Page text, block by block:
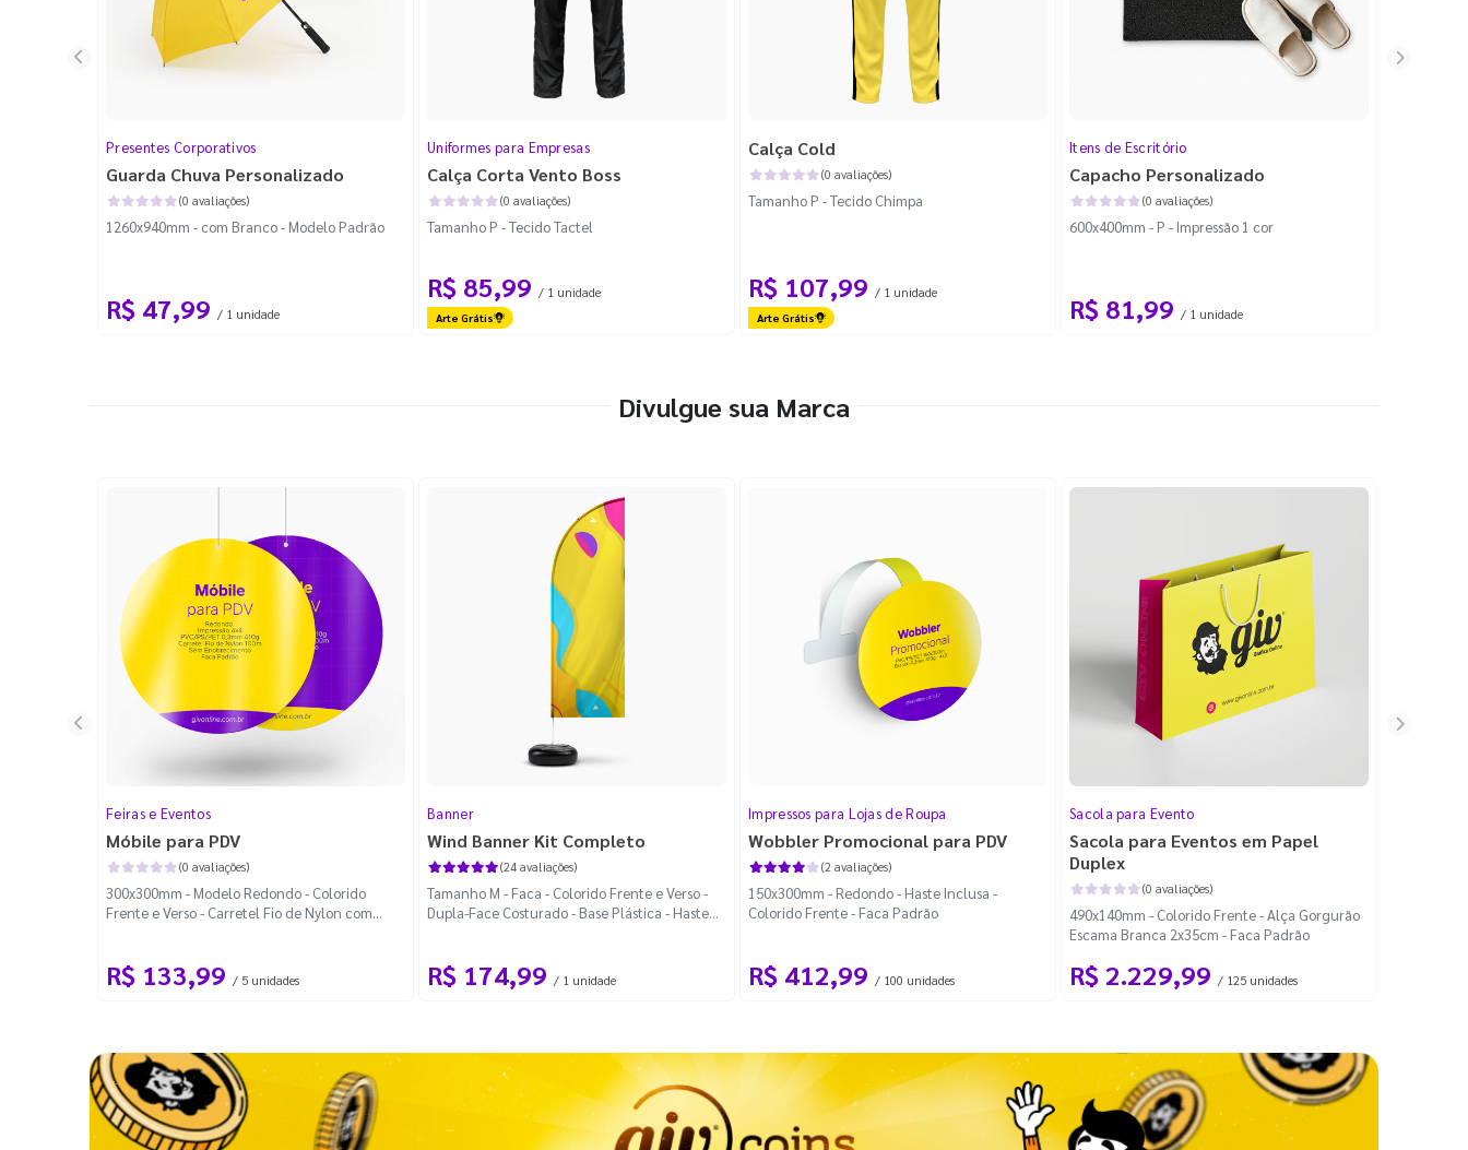
Presentes Corporativos
Guarda Chuva Personalizado
(0 avaliações)
1260x940mm - com Branco - Modelo Padrão
R$ 47,99 / 1 unidade
Uniformes para Empresas
Calça Corta Vento Boss
(0 avaliações)
Tamanho P - Tecido Tactel
R$ 85,99 / 1 unidade
Arte Grátis
Calça Cold
(0 avaliações)
Tamanho P - Tecido Chimpa
R$ 107,99 / 1 unidade
Arte Grátis
Itens de Escritório
Capacho Personalizado
(0 avaliações)
600x400mm - P - Impressão 1 cor
R$ 81,99 / 1 unidade
Divulgue sua Marca
Feiras e Eventos
Móbile para PDV
(0 avaliações)
300x300mm - Modelo Redondo - Colorido
Frente e Verso - Carretel Fio de Nylon com
R$ 133,99 / 5 unidades
Banner
Wind Banner Kit Completo
(24 avaliações)
Tamanho M - Faca - Colorido Frente e Verso -
Dupla-Face Costurado - Base Plástica - Haste
R$ 174,99 / 1 unidade
Impressos para Lojas de Roupa
Wobbler Promocional para PDV
(2 avaliações)
150x300mm - Redondo - Haste Inclusa -
Colorido Frente - Faca Padrão
R$ 412,99 / 100 unidades
Sacola para Evento
Sacola para Eventos em Papel
Duplex
(0 avaliações)
490x140mm - Colorido Frente - Alça Gorgurão
Escama Branca 2x35cm - Faca Padrão
R$ 2.229,99 / 125 unidades